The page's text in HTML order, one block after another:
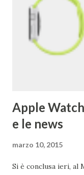
media di
Doodle fu dedicato
Page lo usarono
weekend non
Apple
e le news
marzo 10, 2015
Si è conclusa ieri, al